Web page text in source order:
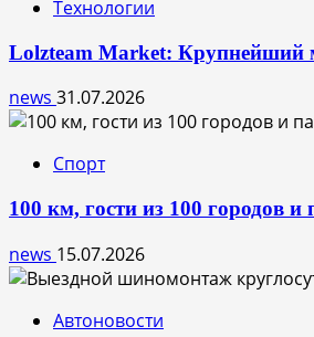
Технологии
Lolzteam Market: Крупнейший
news 31.07.2026
Спорт
100 км, гости из 100 городов
news 15.07.2026
Автоновости